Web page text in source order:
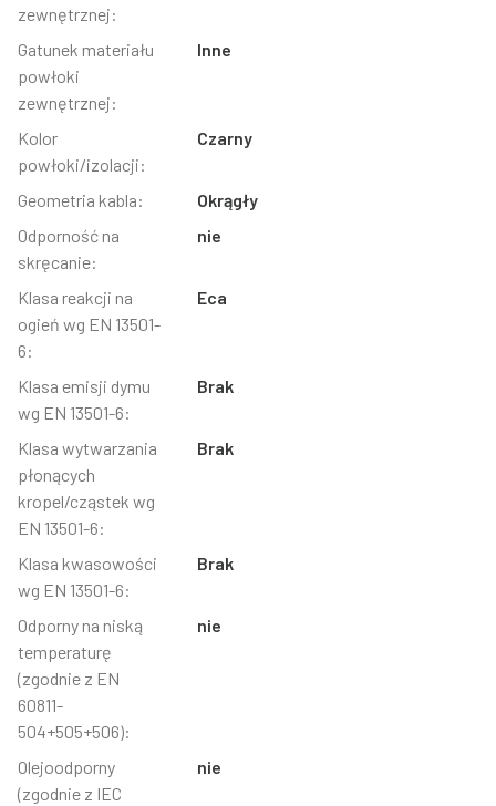
zewnętrznej:
Gatunek materiału
powłoki
zewnętrznej:
Inne
Kolor
powłoki/izolacji:
Czarny
Geometria kabla:
Okrągły
Odporność na
skręcanie:
nie
Klasa reakcji na
ogień wg EN 13501-
6:
Eca
Klasa emisji dymu
wg EN 13501-6:
Brak
Klasa wytwarzania
płonących
kropel/cząstek wg
EN 13501-6:
Brak
Klasa kwasowości
wg EN 13501-6:
Brak
Odporny na niską
temperaturę
(zgodnie z EN
60811-
504+505+506):
nie
Olejoodporny
(zgodnie z IEC
nie